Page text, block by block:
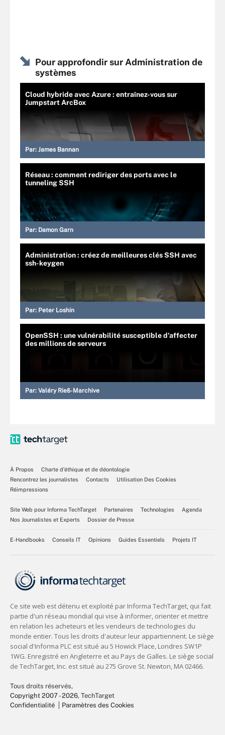
Pour approfondir sur Administration de
systèmes
Cloud hybride avec Azure : entraînez-vous sur
Jumpstart ArcBox
Par: James Bannan
Réseau : comment rediriger des ports avec le
tunneling SSH
Par: Damon Garn
Administration : créez de meilleures clés SSH avec
ssh-keygen
Par: Peter Loshin
OpenSSH : une vulnérabilité susceptible d'affecter
des millions de serveurs
Par: Valéry Rieß-Marchive
À Propos
Charte d’éthique et de déontologie
Rencontrez les journalistes
Contacts
Utilisation Des Cookies
Réimpressions
Site Web pour Informa TechTarget Partenaires Technologies
Agenda
Nos Journalistes et Experts
Dossier de Presse
E-Handbooks Conseils IT Opinions Guides Essentiels Projets IT
Tous droits réservés,
Copyright 2007 - 2026, TechTarget
Confidentialité
Paramètres des Cookies